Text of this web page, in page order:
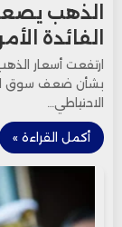
الذهب
الفائدة
ارتفعت أسعار
بشأن ضعف سوق
الاحتياطي…
أكمل القراءة »